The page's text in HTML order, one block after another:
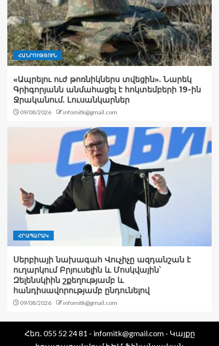
ՀԱՆՐՈՒԹՅՈՒՆ
«Ապրելու ուժ թոռնիկներս տվեցին». Նարեկ
Գրիգորյանն անմահացել է հոկտեմբերի 19-ին
Ջրականում. Լուսանկարներ
09/08/2026 infomitk@gmail.com
ՀՐԱՊԱՐԱԿ
Սերբիայի նախագահ Վուչիչը ազդանշան է
ուղարկում Բրյուսելին և Մոսկվային՝
Զելենսկիին շքեղությամբ և
հանդիսավորությամբ ընդունելով
09/08/2026 infomitk@gmail.com
Հեռ․ 055 52 24 81 - infomitk@gmail.com - Կայքը